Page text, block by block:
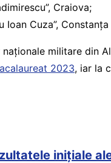
Craiova;
Ioan Cuza”, Constanța
militare din
2023, iar la
inițiale